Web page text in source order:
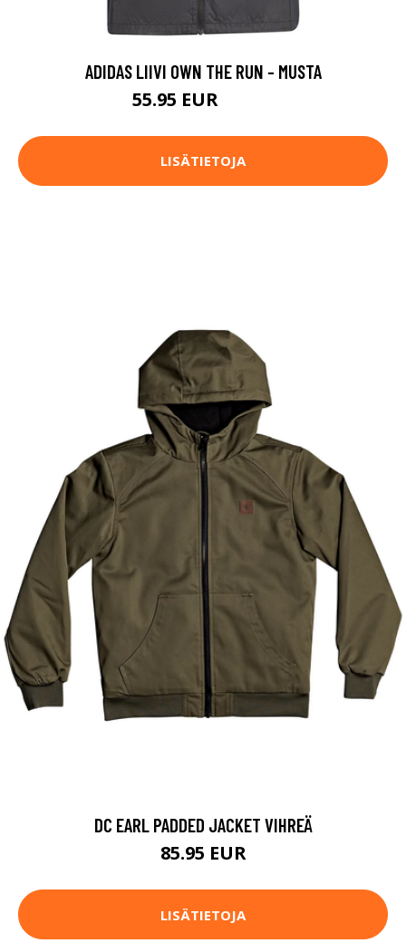
ADIDAS LIIVI OWN THE RUN - MUSTA
55.95 EUR
LISÄTIETOJA
DC EARL PADDED JACKET VIHREÄ
85.95 EUR
LISÄTIETOJA